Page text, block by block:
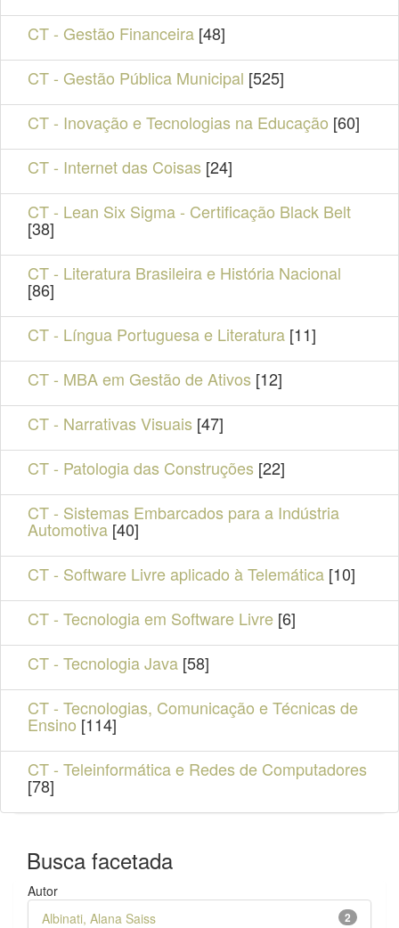
CT - Gestão Financeira [48]
CT - Gestão Pública Municipal [525]
CT - Inovação e Tecnologias na Educação [60]
CT - Internet das Coisas [24]
CT - Lean Six Sigma - Certificação Black Belt
[38]
CT - Literatura Brasileira e História Nacional
[86]
CT - Língua Portuguesa e Literatura [11]
CT - MBA em Gestão de Ativos [12]
CT - Narrativas Visuais [47]
CT - Patologia das Construções [22]
CT - Sistemas Embarcados para a Indústria
Automotiva [40]
CT - Software Livre aplicado à Telemática [10]
CT - Tecnologia em Software Livre [6]
CT - Tecnologia Java [58]
CT - Tecnologias, Comunicação e Técnicas de
Ensino [114]
CT - Teleinformática e Redes de Computadores
[78]
Busca facetada
Autor
2
Albinati, Alana Saiss